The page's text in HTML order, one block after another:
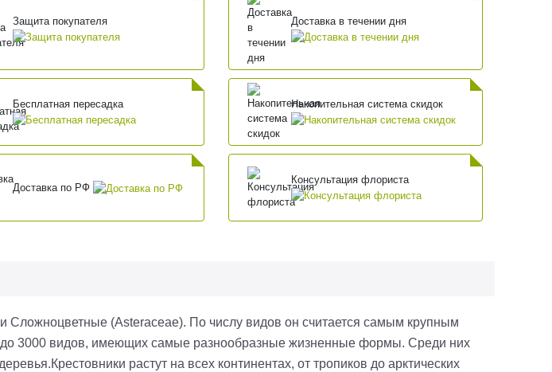
Защита покупателя Доставка в течении дня
Бесплатная пересадка Накопительная система скидок
Доставка по РФ
Консультация флориста
Сложноцветные (Asteraceae). По числу видов он считается самым крупным
3000 видов, имеющих самые разнообразные жизненные формы. Среди них
растут на всех континентах, от тропиков до арктических